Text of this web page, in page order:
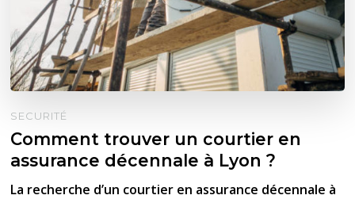
SECURITÉ
Comment trouver un courtier en
assurance décennale à Lyon ?
La recherche d’un courtier en assurance décennale à